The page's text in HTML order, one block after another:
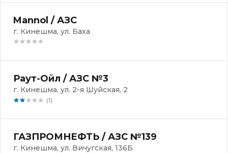
Mannol / АЗС
г. Кинешма, ул. Баха
Раут-Ойл / АЗС №3
г. Кинешма, ул. 2-я Шуйская, 2
(1)
ГАЗПРОМНЕФТЬ / АЗС №139
г. Кинешма, ул. Вичугская, 136Б